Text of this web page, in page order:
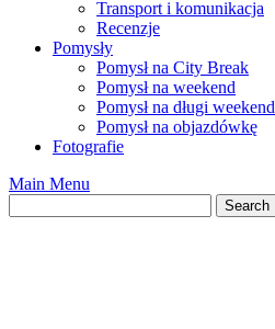
Transport i komunikacja
Recenzje
Pomysły
Pomysł na City Break
Pomysł na weekend
Pomysł na długi weekend
Pomysł na objazdówkę
Fotografie
Main Menu